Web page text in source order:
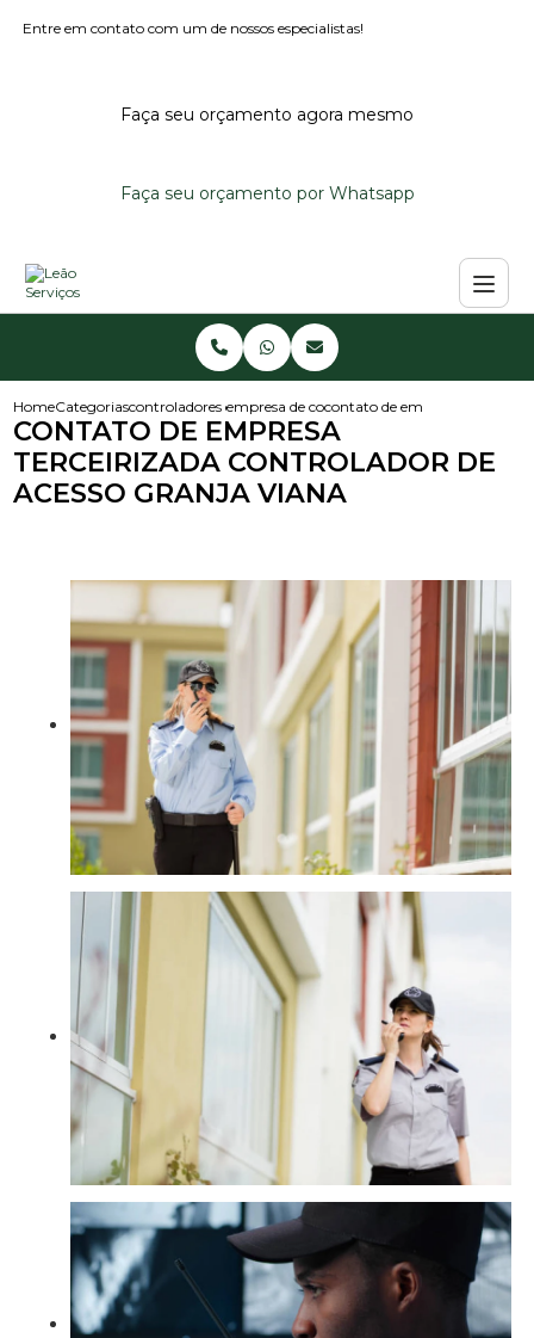
Entre em contato com um de nossos especialistas!
Faça seu orçamento agora mesmo
Faça seu orçamento por Whatsapp
HomeCategoriascontroladores de acessoempresa de controlador de acesso
contato de empresa
CONTATO DE EMPRESA
TERCEIRIZADA CONTROLADOR DE
ACESSO GRANJA VIANA